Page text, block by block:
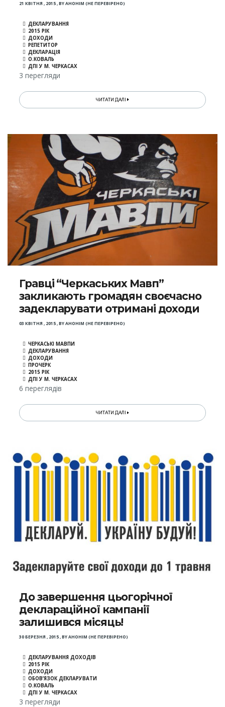
21 КВІТНЯ , 2015,BYАНОНІМ (НЕ ПЕРЕВІРЕНО)
ДЕКЛАРУВАННЯ
2015 РІК
ДОХОДИ
РЕПЕТИТОР
ДЕКЛАРАЦІЯ
О.КОВАЛЬ
ДПІ У М. ЧЕРКАСАХ
3 перегляди
ЧИТАТИ ДАЛІ
Гравці “Черкаських Мавп”
закликають громадян своєчасно
задекларувати отримані доходи
03 КВІТНЯ , 2015,BYАНОНІМ (НЕ ПЕРЕВІРЕНО)
ЧЕРКАСЬКІ МАВПИ
ДЕКЛАРУВАННЯ
ДОХОДИ
ПРОЧЕРК
2015 РІК
ДПІ У М. ЧЕРКАСАХ
6 переглядів
ЧИТАТИ ДАЛІ
До завершення цьогорічної
деклараційної кампанії
залишився місяць!
30 БЕРЕЗНЯ , 2015,BYАНОНІМ (НЕ ПЕРЕВІРЕНО)
ДЕКЛАРУВАННЯ ДОХОДІВ
2015 РІК
ДОХОДИ
ОБОВ’ЯЗОК ДЕКЛАРУВАТИ
О.КОВАЛЬ
ДПІ У М. ЧЕРКАСАХ
3 перегляди